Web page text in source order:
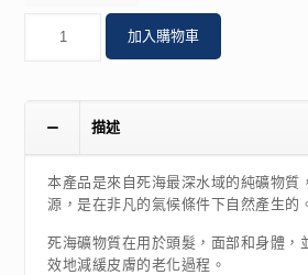
加入購物車
描述
本產品是來自死海最深水域的純礦物質
源，是在非凡的氣候條件下自然產生的
死海礦物質在用於頭髮，面部和身體，
效地減緩皮膚的老化過程。